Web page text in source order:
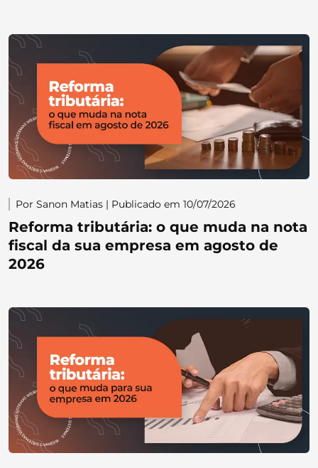
Por Sanon Matias | Publicado em 10/07/2026
Reforma tributária: o que muda na nota
fiscal da sua empresa em agosto de
2026